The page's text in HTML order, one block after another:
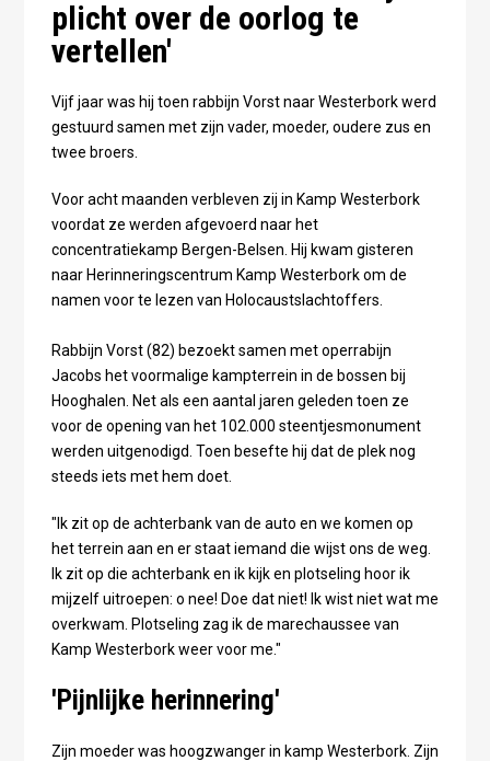
plicht over de oorlog te
vertellen'
Vijf jaar was hij toen rabbijn Vorst naar Westerbork werd
gestuurd samen met zijn vader, moeder, oudere zus en
twee broers.
Voor acht maanden verbleven zij in Kamp Westerbork
voordat ze werden afgevoerd naar het
concentratiekamp Bergen-Belsen. Hij kwam gisteren
naar Herinneringscentrum Kamp Westerbork om de
namen voor te lezen van Holocaustslachtoffers.
Rabbijn Vorst (82) bezoekt samen met operrabijn
Jacobs het voormalige kampterrein in de bossen bij
Hooghalen. Net als een aantal jaren geleden toen ze
voor de opening van het 102.000 steentjesmonument
werden uitgenodigd. Toen besefte hij dat de plek nog
steeds iets met hem doet.
"Ik zit op de achterbank van de auto en we komen op
het terrein aan en er staat iemand die wijst ons de weg.
Ik zit op die achterbank en ik kijk en plotseling hoor ik
mijzelf uitroepen: o nee! Doe dat niet! Ik wist niet wat me
overkwam. Plotseling zag ik de marechaussee van
Kamp Westerbork weer voor me."
'Pijnlijke herinnering'
Zijn moeder was hoogzwanger in kamp Westerbork. Zijn